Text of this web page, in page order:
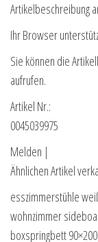
Artikelbeschreibung
Ihr Browser
Sie können die
aufrufen.
Artikel Nr.:
0045039975
Melden |
Ähnlichen Artikel
esszimmerstühle
wohnzimmer
boxspringbett